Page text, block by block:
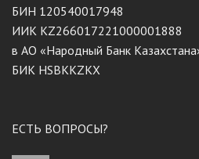
БИН 120540017948
ИИК KZ266017221000001888
в АО «Народный Банк
БИК HSBKKZKX
ЕСТЬ ВОПРОСЫ?